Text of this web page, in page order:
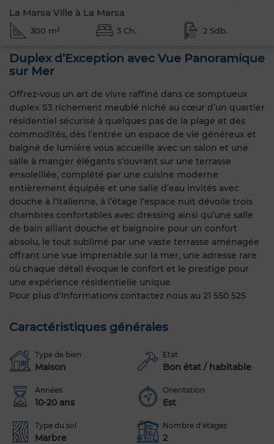
La Marsa Ville à La Marsa
300 m² 3 Ch. 2 Sdb.
Duplex d’Exception avec Vue Panoramique
sur Mer
Offrez-vous un art de vivre raffiné dans ce somptueux
duplex S3 richement meublé niché au cœur d’un quartier
résidentiel sécurisé à quelques pas de la plage et des
commodités, dès l’entrée un espace de vie généreux et
baigné de lumière vous accueille avec un salon et une
salle à manger élégants s’ouvrant sur une terrasse
ensoleillée, complété par une cuisine moderne
entièrement équipée et une salle d’eau invités avec
douche à l’italienne, à l’étage l’espace nuit dévoile trois
chambres confortables avec dressing ainsi qu’une salle
de bain alliant douche et baignoire pour un confort
absolu, le tout sublimé par une vaste terrasse aménagée
offrant une vue imprenable sur la mer, une adresse rare
où chaque détail évoque le confort et le prestige pour
une expérience résidentielle unique
Pour plus d'informations contactez nous au 21 550 525
Caractéristiques générales
Type de bien
Maison
Etat
Bon état / habitable
Années
10-20 ans
Orientation
Est
Type du sol
Marbre
Nombre d'étages
2